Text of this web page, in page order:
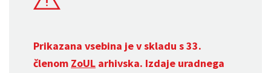
Prikazana vsebina je v skladu s 33.
členom ZoUL arhivska. Izdaje uradnega